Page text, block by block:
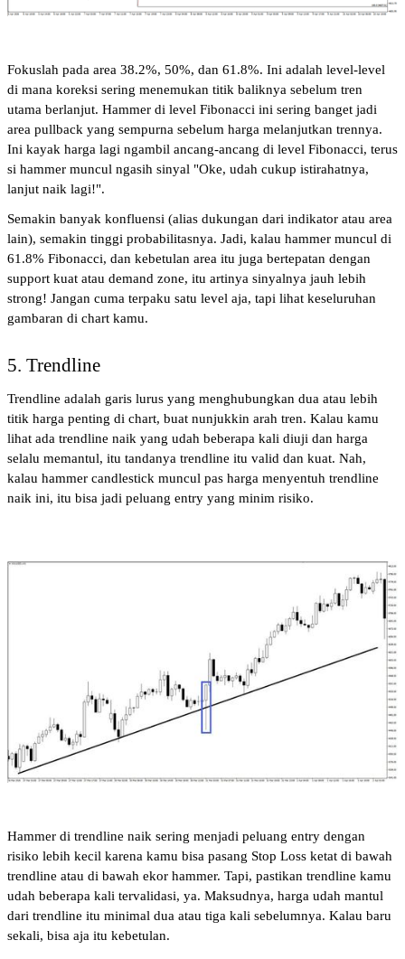
Fokuslah pada area 38.2%, 50%, dan 61.8%. Ini adalah level-level
di mana koreksi sering menemukan titik baliknya sebelum tren
utama berlanjut. Hammer di level Fibonacci ini sering banget jadi
area pullback yang sempurna sebelum harga melanjutkan trennya.
Ini kayak harga lagi ngambil ancang-ancang di level Fibonacci, terus
si hammer muncul ngasih sinyal "Oke, udah cukup istirahatnya,
lanjut naik lagi!".
Semakin banyak konfluensi (alias dukungan dari indikator atau area
lain), semakin tinggi probabilitasnya. Jadi, kalau hammer muncul di
61.8% Fibonacci, dan kebetulan area itu juga bertepatan dengan
support kuat atau demand zone, itu artinya sinyalnya jauh lebih
strong! Jangan cuma terpaku satu level aja, tapi lihat keseluruhan
gambaran di chart kamu.
5. Trendline
Trendline adalah garis lurus yang menghubungkan dua atau lebih
titik harga penting di chart, buat nunjukkin arah tren. Kalau kamu
lihat ada trendline naik yang udah beberapa kali diuji dan harga
selalu memantul, itu tandanya trendline itu valid dan kuat. Nah,
kalau hammer candlestick muncul pas harga menyentuh trendline
naik ini, itu bisa jadi peluang entry yang minim risiko.
Hammer di trendline naik sering menjadi peluang entry dengan
risiko lebih kecil karena kamu bisa pasang Stop Loss ketat di bawah
trendline atau di bawah ekor hammer. Tapi, pastikan trendline kamu
udah beberapa kali tervalidasi, ya. Maksudnya, harga udah mantul
dari trendline itu minimal dua atau tiga kali sebelumnya. Kalau baru
sekali, bisa aja itu kebetulan.